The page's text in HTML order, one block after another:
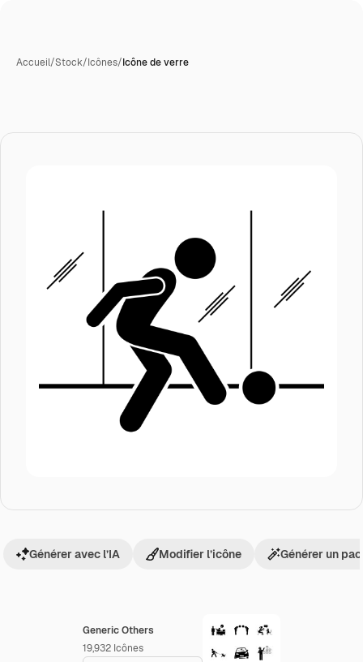
Accueil/Stock/Icônes/Icône de verre
Generic Others
19,932 Icônes
Générer avec l’IA Modifier l’icône Générer un